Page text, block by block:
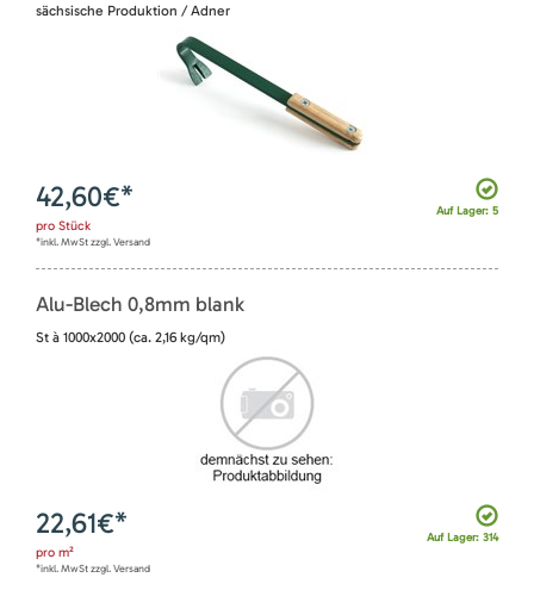
sächsische Produktion / Adner
Auf Lager: 5
42,60€*
pro Stück
*inkl. MwSt zzgl. Versand
Alu-Blech 0,8mm blank
St à 1000x2000 (ca. 2,16 kg/qm)
Auf Lager: 314
22,61€*
pro m²
*inkl. MwSt zzgl. Versand